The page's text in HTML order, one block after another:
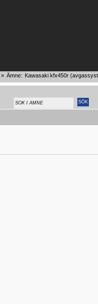
» Ämne: Kawasaki kfx450r